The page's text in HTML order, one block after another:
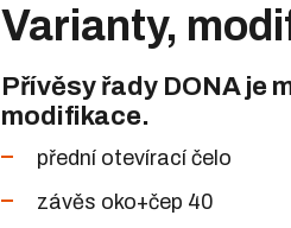
Varianty,
Přívěsy řady DONA je
modifikace.
přední otevírací čelo
závěs oko+čep 40